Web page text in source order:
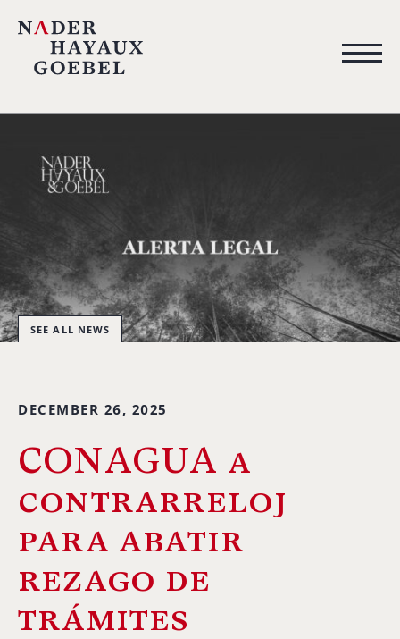
SEE ALL NEWS
DECEMBER 26, 2025
CONAGUA a
contrarreloj
para abatir
rezago de
trámites